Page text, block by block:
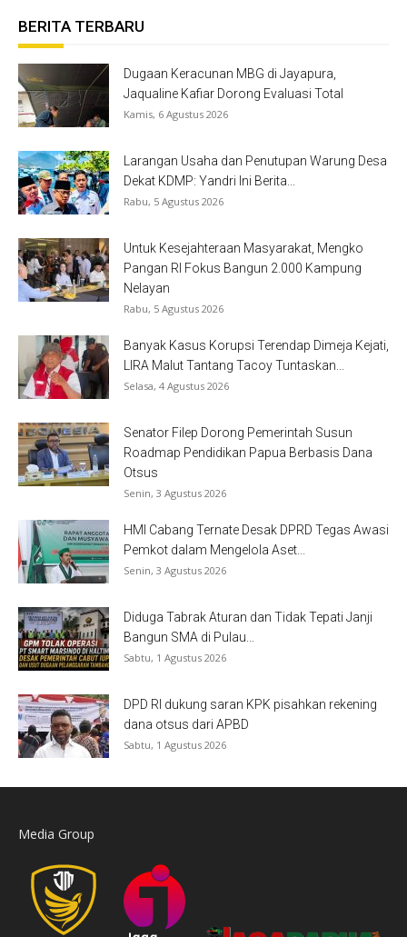
BERITA TERBARU
Dugaan Keracunan MBG di Jayapura,
Jaqualine Kafiar Dorong Evaluasi Total
Kamis, 6 Agustus 2026
Larangan Usaha dan Penutupan Warung Desa
Dekat KDMP: Yandri Ini Berita...
Rabu, 5 Agustus 2026
Untuk Kesejahteraan Masyarakat, Mengko
Pangan RI Fokus Bangun 2.000 Kampung
Nelayan
Rabu, 5 Agustus 2026
Banyak Kasus Korupsi Terendap Dimeja Kejati,
LIRA Malut Tantang Tacoy Tuntaskan...
Selasa, 4 Agustus 2026
Senator Filep Dorong Pemerintah Susun
Roadmap Pendidikan Papua Berbasis Dana
Otsus
Senin, 3 Agustus 2026
HMI Cabang Ternate Desak DPRD Tegas Awasi
Pemkot dalam Mengelola Aset...
Senin, 3 Agustus 2026
Diduga Tabrak Aturan dan Tidak Tepati Janji
Bangun SMA di Pulau...
Sabtu, 1 Agustus 2026
DPD RI dukung saran KPK pisahkan rekening
dana otsus dari APBD
Sabtu, 1 Agustus 2026
Media Group